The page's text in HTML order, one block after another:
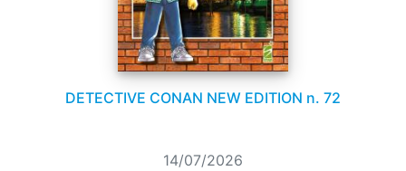
DETECTIVE CONAN NEW EDITION n. 72
14/07/2026